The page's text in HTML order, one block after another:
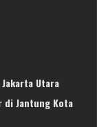
Utara
di Jantung Kota